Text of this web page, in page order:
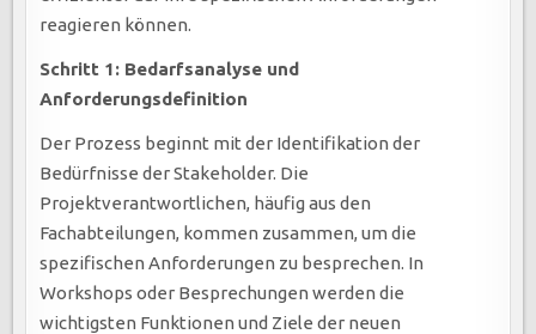
reagieren können.
Schritt 1: Bedarfsanalyse und
Anforderungsdefinition
Der Prozess beginnt mit der Identifikation der
Bedürfnisse der Stakeholder. Die
Projektverantwortlichen, häufig aus den
Fachabteilungen, kommen zusammen, um die
spezifischen Anforderungen zu besprechen. In
Workshops oder Besprechungen werden die
wichtigsten Funktionen und Ziele der neuen